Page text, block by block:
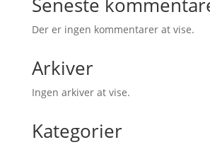
Der er ingen kommentarer at vise.
Arkiver
Ingen arkiver at vise.
Kategorier